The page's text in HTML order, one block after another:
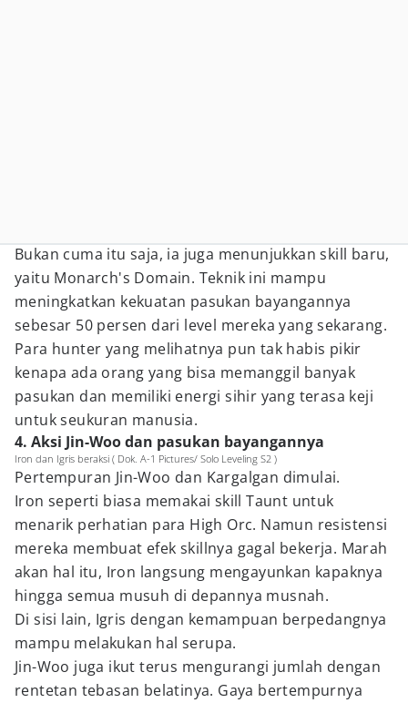
Bukan cuma itu saja, ia juga menunjukkan skill baru,
yaitu Monarch's Domain. Teknik ini mampu
meningkatkan kekuatan pasukan bayangannya
sebesar 50 persen dari level mereka yang sekarang.
Para hunter yang melihatnya pun tak habis pikir
kenapa ada orang yang bisa memanggil banyak
pasukan dan memiliki energi sihir yang terasa keji
untuk seukuran manusia.
4. Aksi Jin-Woo dan pasukan bayangannya
Iron dan Igris beraksi ( Dok. A-1 Pictures/ Solo Leveling S2 )
Pertempuran Jin-Woo dan Kargalgan dimulai.
Iron seperti biasa memakai skill Taunt untuk
menarik perhatian para High Orc. Namun resistensi
mereka membuat efek skillnya gagal bekerja. Marah
akan hal itu, Iron langsung mengayunkan kapaknya
hingga semua musuh di depannya musnah.
Di sisi lain, Igris dengan kemampuan berpedangnya
mampu melakukan hal serupa.
Jin-Woo juga ikut terus mengurangi jumlah dengan
rentetan tebasan belatinya. Gaya bertempurnya